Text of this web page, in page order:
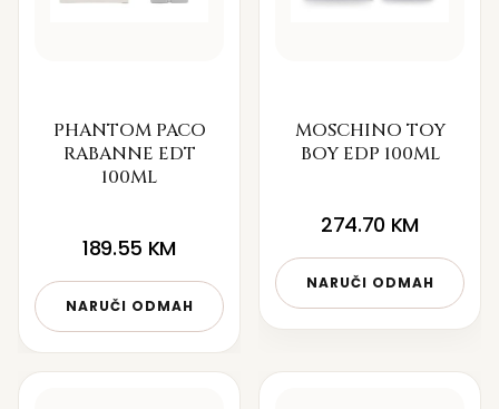
PHANTOM PACO
RABANNE EDT
100ML
189.55 KM
NARUČI ODMAH
MOSCHINO TOY
BOY EDP 100ML
274.70 KM
NARUČI ODMAH